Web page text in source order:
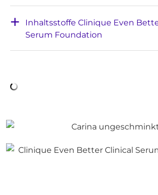
Inhaltsstoffe Clinique Even
Serum Foundation